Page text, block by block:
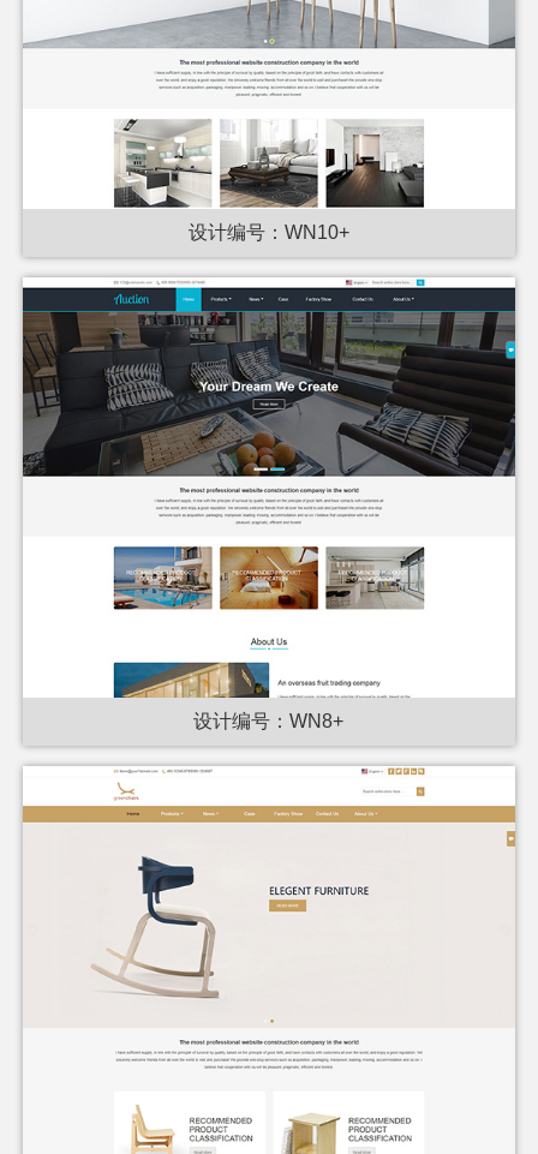
设计编号：WN10+
设计编号：WN8+